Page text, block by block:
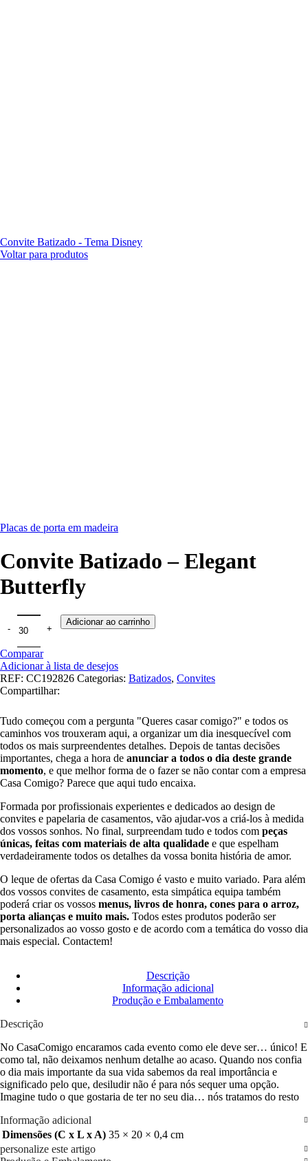
Convite Batizado - Tema Disney
Voltar para produtos
Placas de porta em madeira
Convite Batizado – Elegant
Butterfly
Adicionar ao carrinho
Comparar
Adicionar à lista de desejos
REF: CC192826 Categorias: Batizados, Convites
Compartilhar:
Tudo começou com a pergunta "Queres casar comigo?" e todos os
caminhos vos trouxeram aqui, a organizar um dia inesquecível com
todos os mais surpreendentes detalhes. Depois de tantas decisões
importantes, chega a hora de anunciar a todos o dia deste grande
momento, e que melhor forma de o fazer se não contar com a empresa
Casa Comigo? Parece que aqui tudo encaixa.
Formada por profissionais experientes e dedicados ao design de
convites e papelaria de casamentos, vão ajudar-vos a criá-los à medida
dos vossos sonhos. No final, surpreendam tudo e todos com peças
únicas, feitas com materiais de alta qualidade e que espelham
verdadeiramente todos os detalhes da vossa bonita história de amor.
O leque de ofertas da Casa Comigo é vasto e muito variado. Para além
dos vossos convites de casamento, esta simpática equipa também
poderá criar os vossos menus, livros de honra, cones para o arroz,
porta alianças e muito mais. Todos estes produtos poderão ser
personalizados ao vosso gosto e de acordo com a temática do vosso dia
mais especial. Contactem!
Descrição
Informação adicional
Produção e Embalamento
Descrição
No CasaComigo encaramos cada evento como ele deve ser… único! E
como tal, não deixamos nenhum detalhe ao acaso. Quando nos confia
o dia mais importante da sua vida sabemos da real importância e
significado pelo que, desiludir não é para nós sequer uma opção.
Imagine tudo o que gostaria de ter no seu dia… nós tratamos do resto
Informação adicional
Dimensões (C x L x A) 35 × 20 × 0,4 cm
personalize este artigo